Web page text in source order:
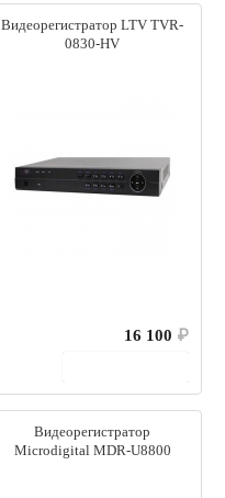
Видеорегистратор LTV TVR-
0830-HV
16 100 ₽
Видеорегистратор
Microdigital MDR-U8800